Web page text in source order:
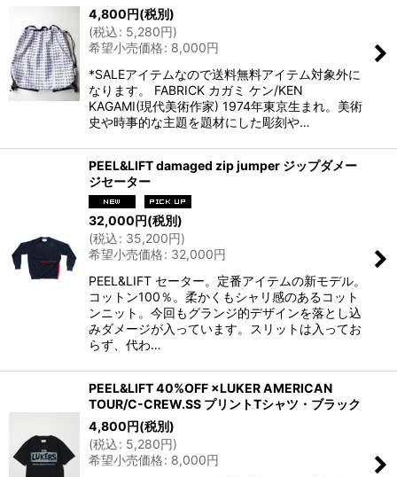
4,800円(税別)
(税込: 5,280円)
希望小売価格: 8,000円
*SALEアイテムなので送料無料アイテム対象外に
なります。 FABRICK カガミ ケン/KEN
KAGAMI(現代美術作家) 1974年東京生まれ。美術
史や時事的な主題を題材にした彫刻や…
PEEL&LIFT damaged zip jumper ジップダメー
ジセーター
32,000円(税別)
(税込: 35,200円)
希望小売価格: 32,000円
PEEL&LIFT セーター。定番アイテムの新モデル。
コットン100％。柔かくもシャリ感のあるコット
ンニット。今回もグランジ的デザインを落とし込
みダメージが入っています。スリットは入ってお
らず、代わ…
PEEL&LIFT 40%OFF ×LUKER AMERICAN
TOUR/C-CREW.SS プリントTシャツ・ブラック
4,800円(税別)
(税込: 5,280円)
希望小売価格: 8,000円